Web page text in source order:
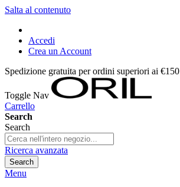
Salta al contenuto
Accedi
Crea un Account
Spedizione gratuita per ordini superiori ai €150
Toggle Nav
Carrello
Search
Search
Ricerca avanzata
Search
Menu